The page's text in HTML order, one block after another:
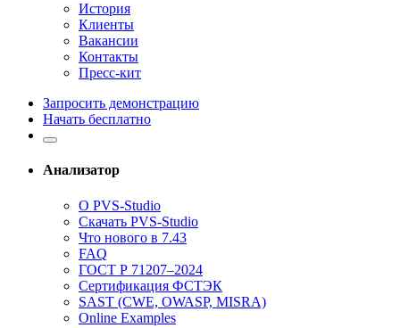
История
Клиенты
Вакансии
Контакты
Пресс-кит
Запросить демонстрацию
Начать бесплатно
Анализатор
О PVS-Studio
Скачать PVS-Studio
Что нового в 7.43
FAQ
ГОСТ Р 71207–2024
Сертификация ФСТЭК
SAST (CWE, OWASP, MISRA)
Online Examples